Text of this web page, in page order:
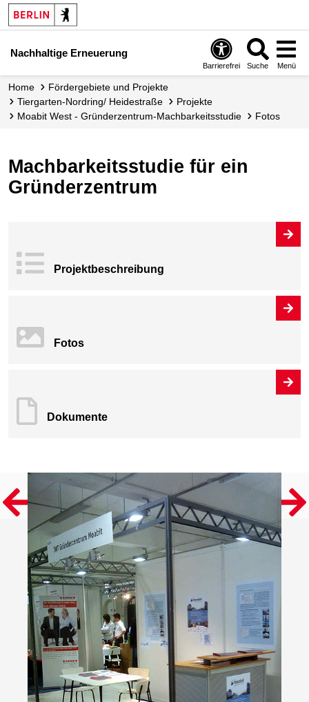
Nachhaltige Erneuerung
Barrierefrei Suche Menü
Home
Fördergebiete und Projekte
Tiergarten-Nordring/ Heidestraße
Projekte
Moabit West - Gründerzentrum-Machbarkeitsstudie
Fotos
Machbarkeitsstudie für ein
Gründerzentrum
Projekt­beschreibung
Fotos
Dokumente